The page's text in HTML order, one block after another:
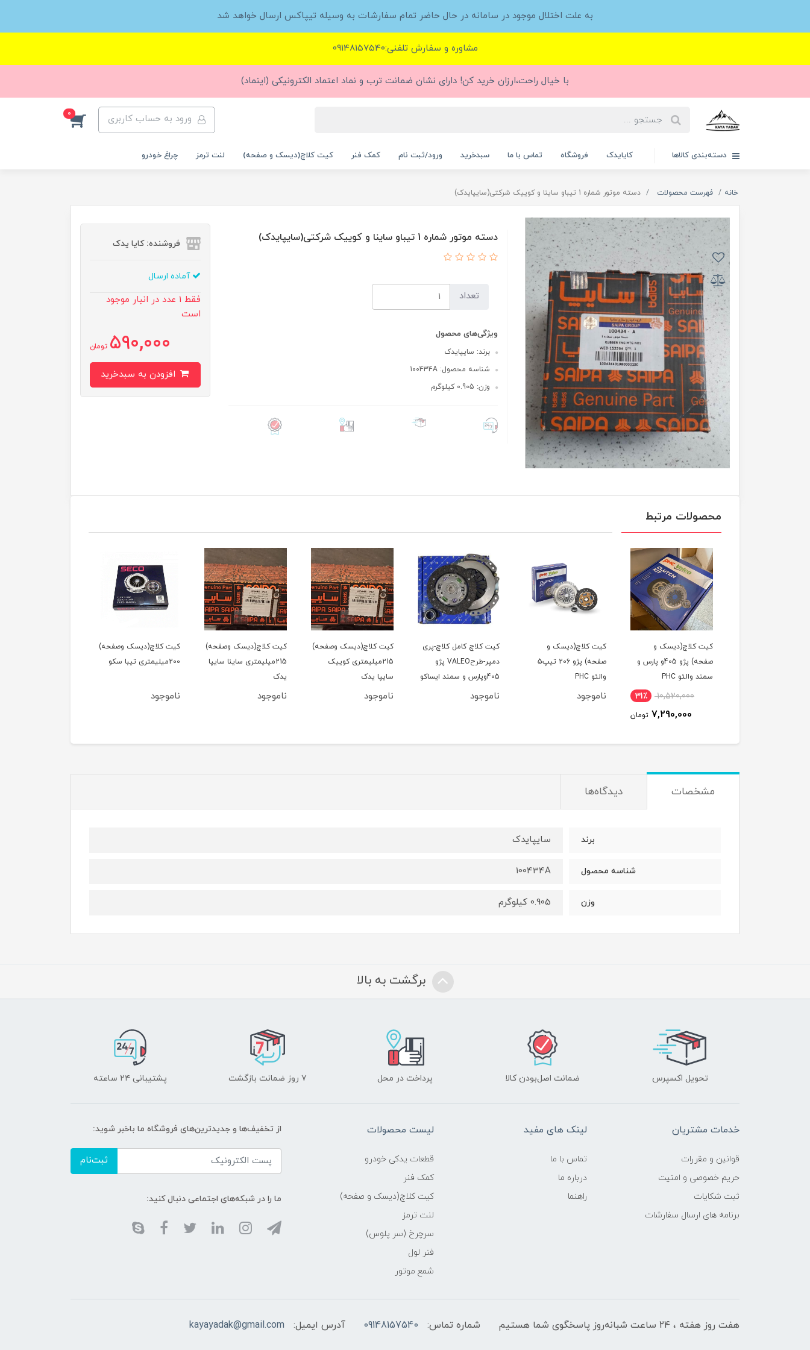
به علت اختلال موجود در سامانه در حال حاضر تمام سفارشات به وسیله تیپاکس ارسال خواهد شد
مشاوره و سفارش تلفنی:09148157540
با خیال راحت،ارزان خرید کن! دارای نشان ضمانت ترب و نماد اعتماد الکترونیکی (اینماد)
ورود به حساب کاربری 0
دسته‌بندی کالاها کایایدک فروشگاه تماس با ما سبدخرید ورود/ثبت نام کمک فنر کیت کلاچ(دیسک و صفحه) لنت ترمز چراغ خودرو
خانه فهرست محصولات دسته موتور شماره 1 تیباو ساینا و کوییک شرکتی(سایپایدک)
دسته موتور شماره 1 تیباو ساینا و کوییک شرکتی(سایپایدک)
تعداد
ویژگی‌های محصول
برند: سایپایدک
شناسه محصول: 100434A
وزن: 0.905 کیلوگرم
فروشنده: کایا یدک
آماده ارسال
فقط 1 عدد در انبار موجود
است
590,000 تومان
محصولات مرتبط
کیت کلاچ(دیسک و
صفحه) پژو 405و پارس و
سمند والئو PHC
10,520,000 31٪
7,290,000 تومان
کیت کلاچ(دیسک و
صفحه) پژو 206 تیپ5
والئو PHC
ناموجود
کیت کلاچ کامل کلاچ-پری
دمپر-طرحVALEO پژو
405وپارس و سمند ایساکو
ناموجود
کیت کلاچ(دیسک وصفحه)
215میلیمتری کوییک
سایپا یدک
ناموجود
کیت کلاچ(دیسک وصفحه)
215میلیمتری ساینا سایپا
یدک
ناموجود
کیت کلاچ(دیسک وصفحه)
200میلیمتری تیبا سکو
ناموجود
مشخصات دیدگاه‌ها
برند سایپایدک
شناسه محصول 100434A
وزن 0.905 کیلوگرم
برگشت به بالا
تحویل اکسپرس ضمانت اصل‌بودن کالا پرداخت در محل ۷ روز ضمانت بازگشت پشتیبانی ۲۴ ساعته
خدمات مشتریان
قوانین و مقررات
حریم خصوصی و امنیت
ثبت شکایات
برنامه های ارسال سفارشات
لینک های مفید
تماس با ما
درباره ما
راهنما
لیست محصولات
قطعات یدکی خودرو
کمک فنر
کیت کلاچ(دیسک و صفحه)
لنت ترمز
سرچرخ (سر پلوس)
فنر لول
شمع موتور
از تخفیف‌ها و جدیدترین‌های فروشگاه ما باخبر شوید:
ثبت‌نام
ما را در شبکه‌های اجتماعی دنبال کنید:
هفت روز هفته ، ۲۴ ساعت شبانه‌روز پاسخگوی شما هستیم شماره تماس: 09148157540 آدرس ایمیل: kayayadak@gmail.com